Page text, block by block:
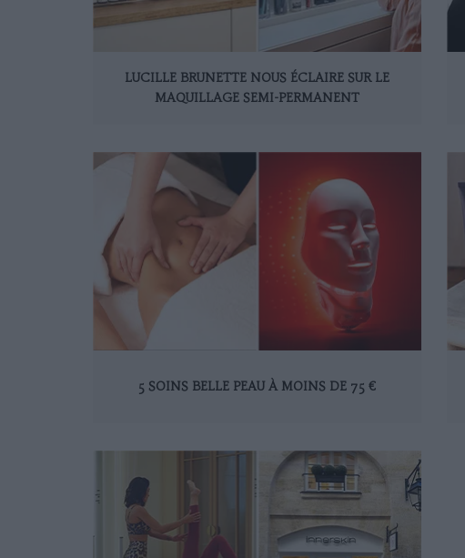
LUCILLE BRUNETTE NOUS ÉCLAIRE SUR LE
MAQUILLAGE SEMI-PERMANENT
5 SOINS BELLE PEAU À MOINS DE 75 €